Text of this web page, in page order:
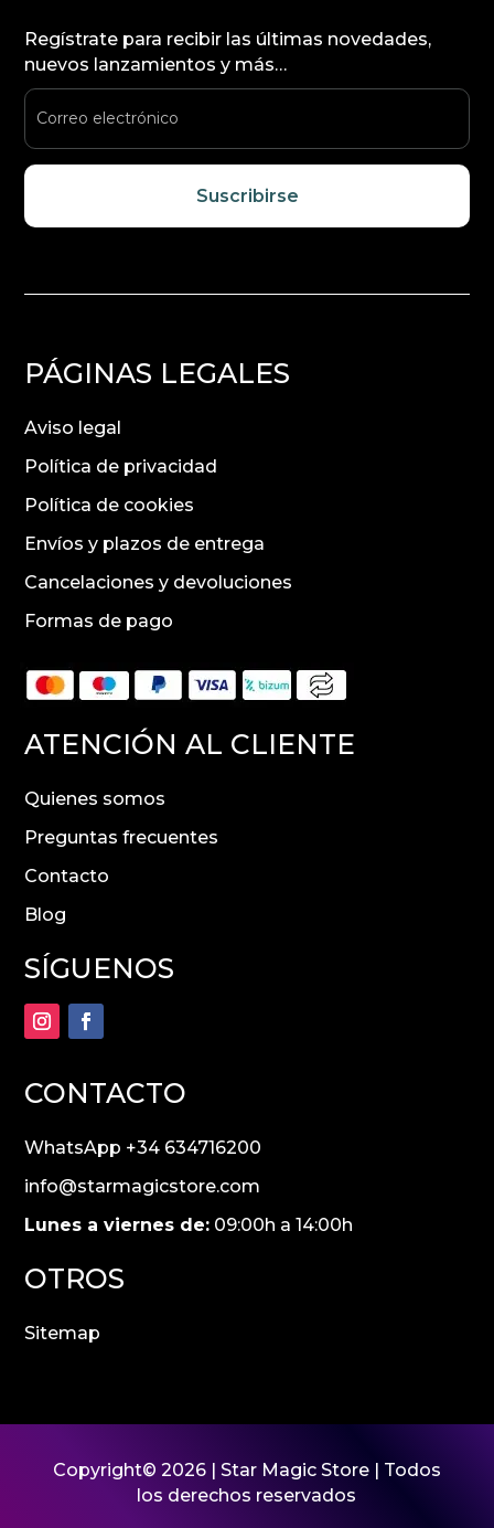
Regístrate para recibir las últimas novedades,
nuevos lanzamientos y más…
Suscribirse
PÁGINAS LEGALES
Aviso legal
Política de privacidad
Política de cookies
Envíos y plazos de entrega
Cancelaciones y devoluciones
Formas de pago
ATENCIÓN AL CLIENTE
Quienes somos
Preguntas frecuentes
Contacto
Blog
SÍGUENOS
CONTACTO
WhatsApp +34 634716200
info@starmagicstore.com
Lunes a viernes de: 09:00h a 14:00h
OTROS
Sitemap
Copyright© 2026 | Star Magic Store| Todos
los derechos reservados